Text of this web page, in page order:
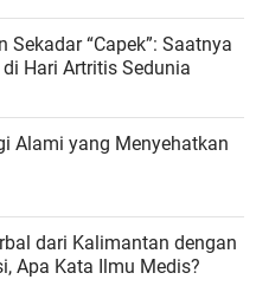
Sekadar “Capek”: Saatnya
Hari Artritis Sedunia
Alami yang Menyehatkan
dari Kalimantan dengan
Apa Kata Ilmu Medis?